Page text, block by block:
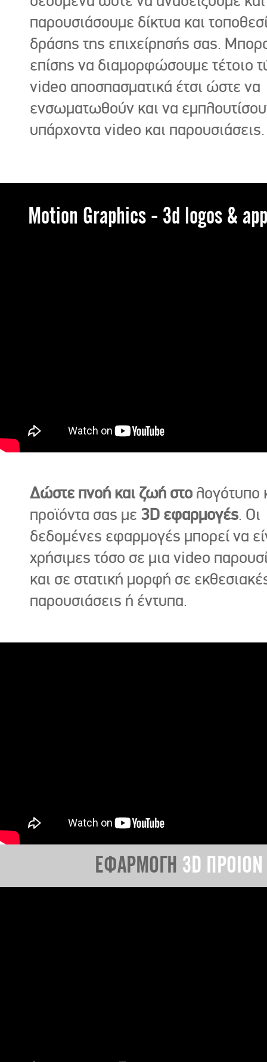
παρουσιάσουμε δίκτυα και
δράσης της επιχείρησής σας.
επίσης να διαμορφώσουμε τέτοιο
video αποσπασματικά έτσι ώστε να
ενσωματωθούν και να
υπάρχοντα video και παρουσιάσεις.
Motion Graphics - 3d logos &
Δώστε πνοή και ζωή στο λογότυπο
προϊόντα σας με 3D εφαρμογές. Οι
δεδομένες εφαρμογές μπορεί να
χρήσιμες τόσο σε μια video
και σε στατική μορφή σε
παρουσιάσεις ή έντυπα.
ΕΦΑΡΜΟΓΗ 3D ΠΡΟΙΟΝ